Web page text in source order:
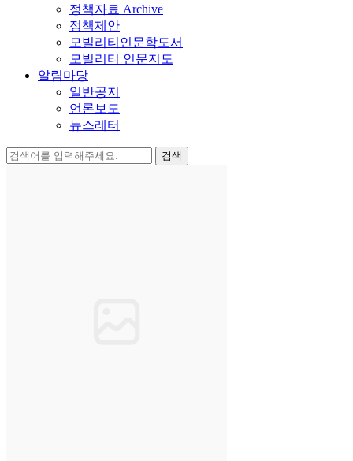
정책자료 Archive
정책제안
모빌리티인문학도서
모빌리티 인문지도
알림마당
일반공지
언론보도
뉴스레터
검